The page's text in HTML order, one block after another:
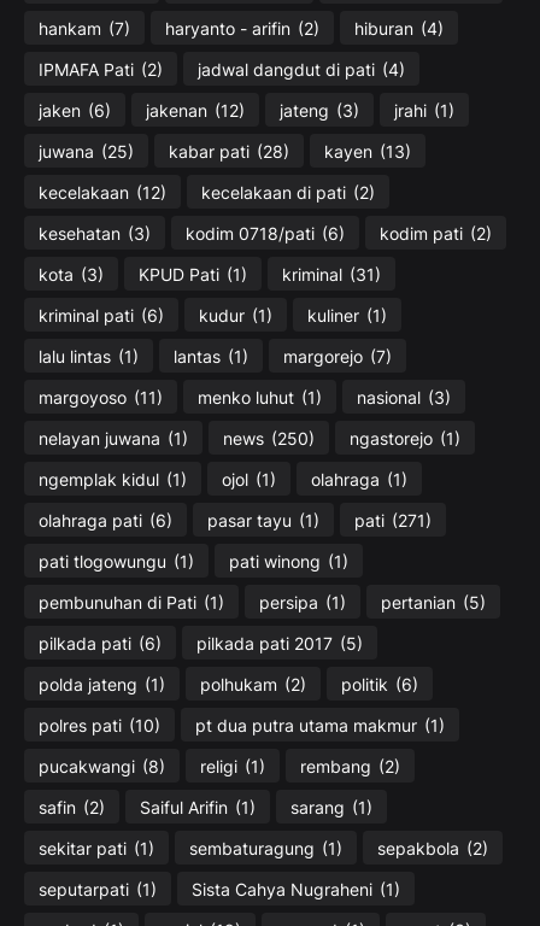
hankam (7) haryanto - arifin (2) hiburan (4)
IPMAFA Pati (2) jadwal dangdut di pati (4)
jaken (6) jakenan (12) jateng (3) jrahi (1)
juwana (25) kabar pati (28) kayen (13)
kecelakaan (12) kecelakaan di pati (2)
kesehatan (3) kodim 0718/pati (6) kodim pati (2)
kota (3) KPUD Pati (1) kriminal (31)
kriminal pati (6) kudur (1) kuliner (1)
lalu lintas (1) lantas (1) margorejo (7)
margoyoso (11) menko luhut (1) nasional (3)
nelayan juwana (1) news (250) ngastorejo (1)
ngemplak kidul (1) ojol (1) olahraga (1)
olahraga pati (6) pasar tayu (1) pati (271)
pati tlogowungu (1) pati winong (1)
pembunuhan di Pati (1) persipa (1) pertanian (5)
pilkada pati (6) pilkada pati 2017 (5)
polda jateng (1) polhukam (2) politik (6)
polres pati (10) pt dua putra utama makmur (1)
pucakwangi (8) religi (1) rembang (2)
safin (2) Saiful Arifin (1) sarang (1)
sekitar pati (1) sembaturagung (1) sepakbola (2)
seputarpati (1) Sista Cahya Nugraheni (1)